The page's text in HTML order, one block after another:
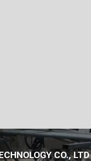
CO., LTD